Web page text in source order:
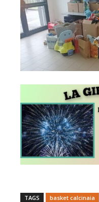
TAGS basket calcinaia